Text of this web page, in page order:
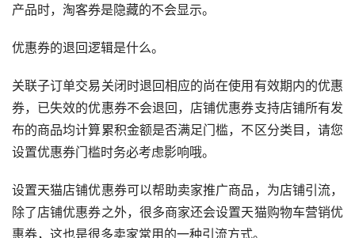
产品时，淘客券是隐藏的不会显示。
优惠券的退回逻辑是什么。
关联子订单交易关闭时退回相应的尚在使用有效期内的优惠
券，已失效的优惠券不会退回，店铺优惠券支持店铺所有发
布的商品均计算累积金额是否满足门槛，不区分类目，请您
设置优惠券门槛时务必考虑影响哦。
设置天猫店铺优惠券可以帮助卖家推广商品，为店铺引流，
除了店铺优惠券之外，很多商家还会设置天猫购物车营销优
惠券，这也是很多卖家常用的一种引流方式。